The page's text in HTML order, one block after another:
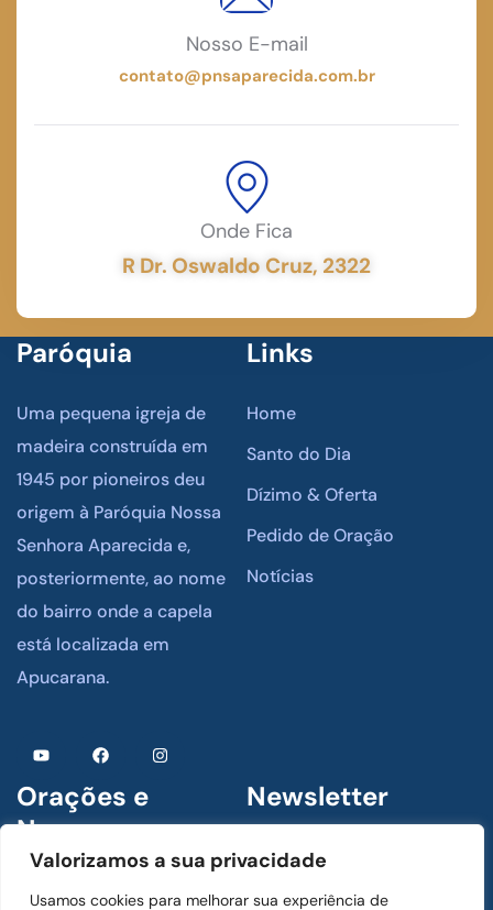
Valorizamos a sua privacidade
Usamos cookies para melhorar sua experiência de
Nosso E-mail
contato@pnsaparecida.com.br
Onde Fica
R Dr. Oswaldo Cruz, 2322
Paróquia
Uma pequena igreja de
madeira construída em
1945 por pioneiros deu
origem à Paróquia Nossa
Senhora Aparecida e,
posteriormente, ao nome
do bairro onde a capela
está localizada em
Apucarana.
Links
Home
Santo do Dia
Dízimo & Oferta
Pedido de Oração
Notícias
Orações e
Novenas
1 De Julho De 2024
Newsletter
Assine para receber
novidades